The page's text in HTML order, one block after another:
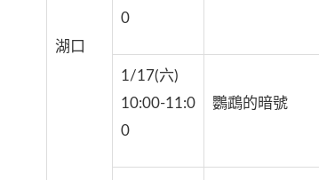
湖口
0
1/17(六)
10:00-11:0
0
鸚鵡的暗號